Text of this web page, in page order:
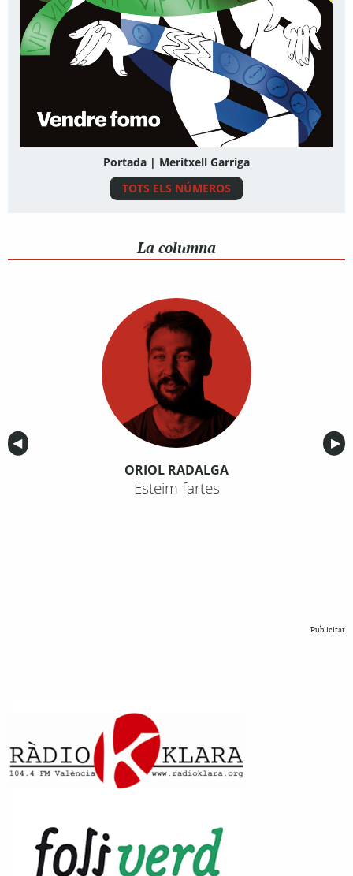
Portada | Meritxell Garriga
TOTS ELS NÚMEROS
La columna
Anterior
◀︎ ▶︎
ORIOL RADALGA
Esteim fartes
Publicitat